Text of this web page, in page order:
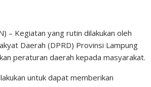
– Kegiatan yang rutin dilakukan oleh
Daerah (DPRD) Provinsi Lampung
peraturan daerah kepada masyarakat.
untuk dapat memberikan